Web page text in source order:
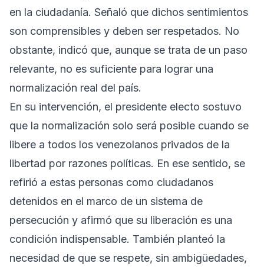
en la ciudadanía. Señaló que dichos sentimientos
son comprensibles y deben ser respetados. No
obstante, indicó que, aunque se trata de un paso
relevante, no es suficiente para lograr una
normalización real del país.
En su intervención, el presidente electo sostuvo
que la normalización solo será posible cuando se
libere a todos los venezolanos privados de la
libertad por razones políticas. En ese sentido, se
refirió a estas personas como ciudadanos
detenidos en el marco de un sistema de
persecución y afirmó que su liberación es una
condición indispensable. También planteó la
necesidad de que se respete, sin ambigüedades,